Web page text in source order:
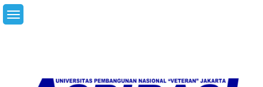
Skip
to